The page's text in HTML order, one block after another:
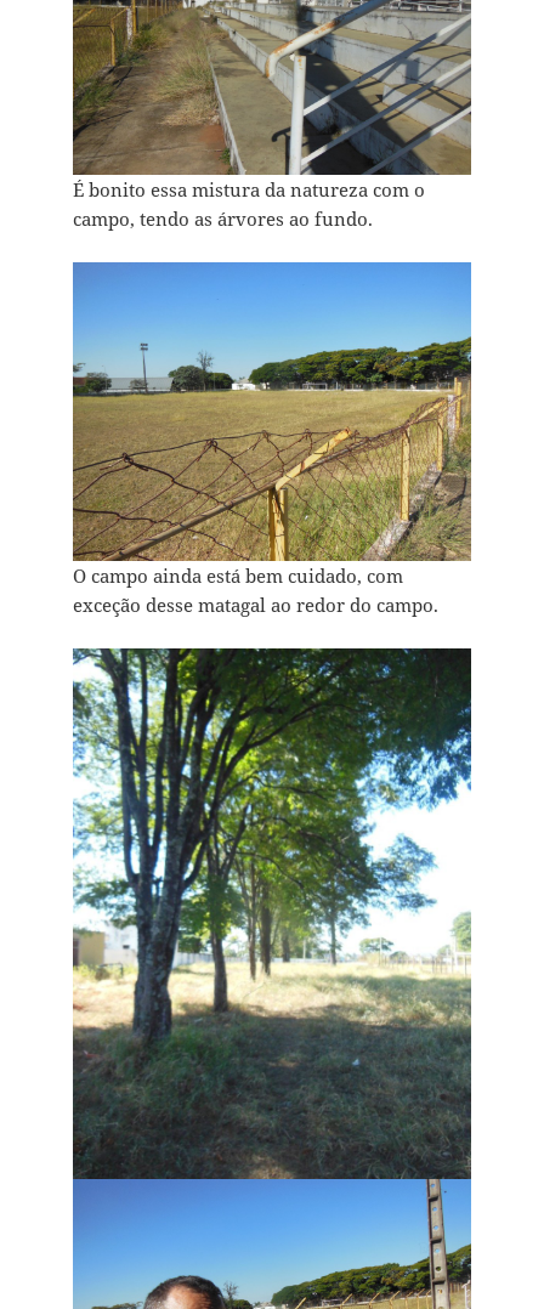
É bonito essa mistura da natureza com o
campo, tendo as árvores ao fundo.
O campo ainda está bem cuidado, com
exceção desse matagal ao redor do campo.